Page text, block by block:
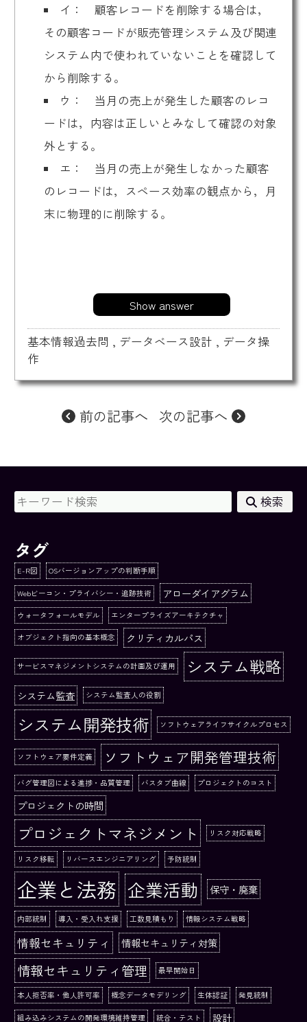
イ： 顧客レコードを削除する場合は，
その顧客コードが販売管理システム及び関連
システム内で使われていないことを確認して
から削除する。
ウ： 当月の売上が発生した顧客のレコ
ードは，内容は正しいとみなして確認の対象
外とする。
エ： 当月の売上が発生しなかった顧客
のレコードは，スペース効率の観点から，月
末に物理的に削除する。
Show answer
基本情報過去問 , データベース設計 , データ操
作
前の記事へ 次の記事へ
検索
タグ
E-R図 OSバージョンアップの判断手順
Webビーコン・プライバシー・追跡技術 アローダイアグラム
ウォータフォールモデル エンタープライズアーキテクチャ
オブジェクト指向の基本概念 クリティカルパス
サービスマネジメントシステムの計画及び運用 システム戦略
システム監査 システム監査人の役割
システム開発技術 ソフトウェアライフサイクルプロセス
ソフトウェア要件定義 ソフトウェア開発管理技術
バグ管理図による進捗・品質管理 バスタブ曲線 プロジェクトのコスト
プロジェクトの時間
プロジェクトマネジメント リスク対応戦略
リスク移転 リバースエンジニアリング 予防統制
企業と法務 企業活動 保守・廃棄
内部統制 導入・受入れ支援 工数見積もり 情報システム戦略
情報セキュリティ 情報セキュリティ対策
情報セキュリティ管理 最早開始日
本人拒否率・他人許可率 概念データモデリング 生体認証 発見統制
組み込みシステムの開発環境維持管理 統合・テスト 設計